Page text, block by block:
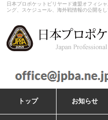
日本プロポケットビリヤード連盟オフィシ
ング、スケジュール、海外戦情報の公開をし
トップ お知らせ